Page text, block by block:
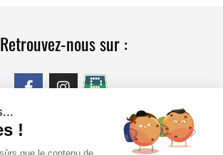
Retrouvez-nous sur :